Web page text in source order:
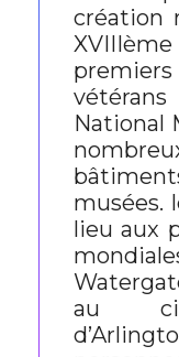
création
National
musées.
lieu aux
au